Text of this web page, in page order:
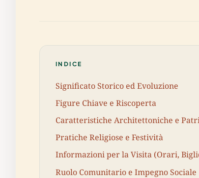
INDICE
Significato Storico ed Evoluzione
Figure Chiave e Riscoperta
Caratteristiche Architettoniche e
Pratiche Religiose e Festività
Informazioni per la Visita (Orari,
Ruolo Comunitario e Impegno Sociale